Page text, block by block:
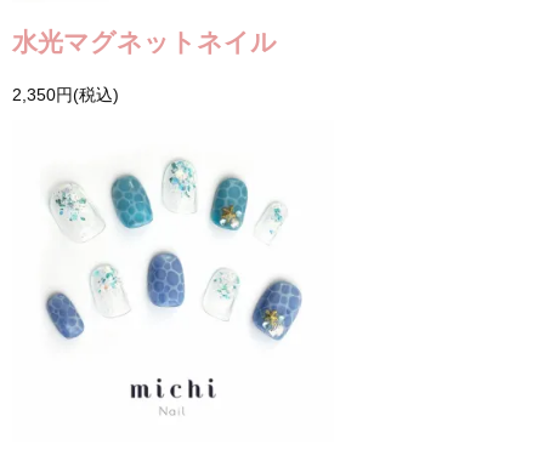
水光マグネットネイル
2,350円(税込)